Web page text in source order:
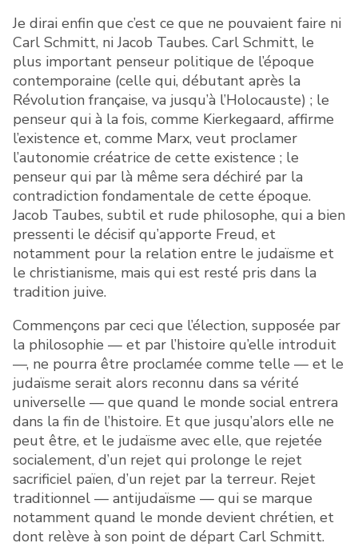
Je dirai enfin que c’est ce que ne pouvaient faire ni
Carl Schmitt, ni Jacob Taubes. Carl Schmitt, le
plus important penseur politique de l’époque
contemporaine (celle qui, débutant après la
Révolution française, va jusqu’à l’Holocauste) ; le
penseur qui à la fois, comme Kierkegaard, affirme
l’existence et, comme Marx, veut proclamer
l’autonomie créatrice de cette existence ; le
penseur qui par là même sera déchiré par la
contradiction fondamentale de cette époque.
Jacob Taubes, subtil et rude philosophe, qui a bien
pressenti le décisif qu’apporte Freud, et
notamment pour la relation entre le judaïsme et
le christianisme, mais qui est resté pris dans la
tradition juive.
Commençons par ceci que l’élection, supposée par
la philosophie — et par l’histoire qu’elle introduit
—, ne pourra être proclamée comme telle — et le
judaïsme serait alors reconnu dans sa vérité
universelle — que quand le monde social entrera
dans la fin de l’histoire. Et que jusqu’alors elle ne
peut être, et le judaïsme avec elle, que rejetée
socialement, d’un rejet qui prolonge le rejet
sacrificiel païen, d’un rejet par la terreur. Rejet
traditionnel — antijudaïsme — qui se marque
notamment quand le monde devient chrétien, et
dont relève à son point de départ Carl Schmitt.